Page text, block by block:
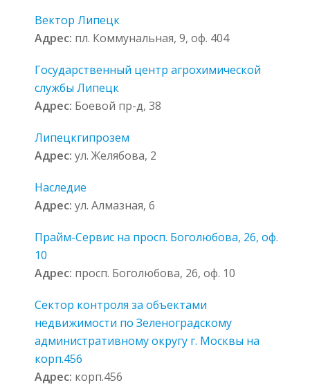
Вектор Липецк
Адрес: пл. Коммунальная, 9, оф. 404
Государственный центр агрохимической
службы Липецк
Адрес: Боевой пр-д, 38
Липецкгипрозем
Адрес: ул. Желябова, 2
Наследие
Адрес: ул. Алмазная, 6
Прайм-Сервис на просп. Боголюбова, 26, оф.
10
Адрес: просп. Боголюбова, 26, оф. 10
Сектор контроля за объектами
недвижимости по Зеленоградскому
административному округу г. Москвы на
корп.456
Адрес: корп.456